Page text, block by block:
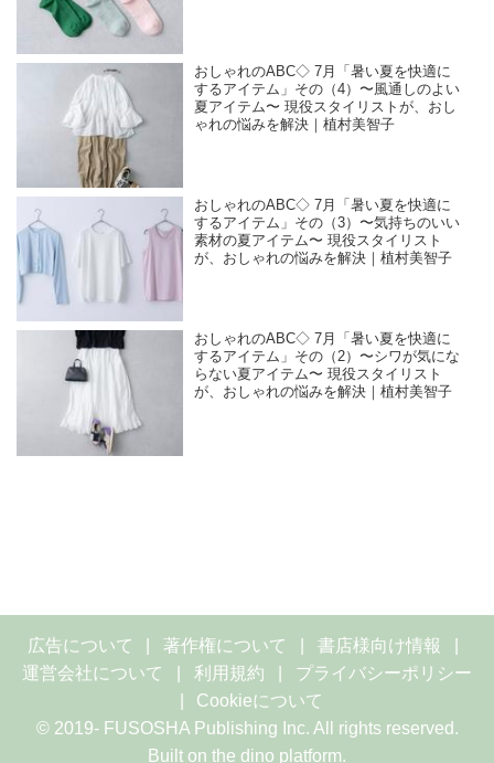
おしゃれのABC◇ 7月「暑い夏を快適に
するアイテム」その（4）〜風通しのよい
夏アイテム〜 現役スタイリストが、おし
ゃれの悩みを解決｜植村美智子
おしゃれのABC◇ 7月「暑い夏を快適に
するアイテム」その（3）〜気持ちのいい
素材の夏アイテム〜 現役スタイリスト
が、おしゃれの悩みを解決｜植村美智子
おしゃれのABC◇ 7月「暑い夏を快適に
するアイテム」その（2）〜シワが気にな
らない夏アイテム〜 現役スタイリスト
が、おしゃれの悩みを解決｜植村美智子
広告について 著作権について
書店様向け情報
運営会社について
利用規約
プライバシーポリシー
Cookieについて
© 2019- FUSOSHA Publishing Inc. All rights reserved.
Built on the dino platform.